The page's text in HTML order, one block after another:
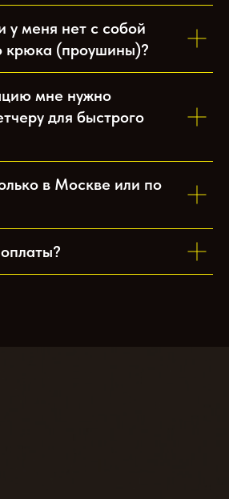
у меня нет с собой
крюка (проушины)?
мне нужно
для быстрого
в Москве или по